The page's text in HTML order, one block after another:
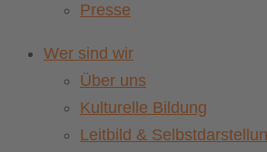
Presse
Wer sind wir
Über uns
Kulturelle Bildung
Leitbild &